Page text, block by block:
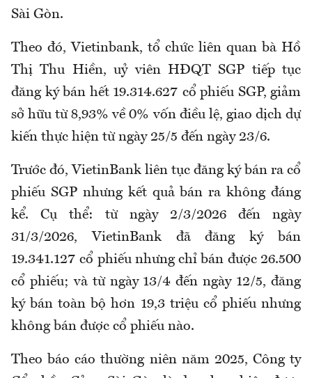
Sài Gòn.
Theo đó, Vietinbank, tổ chức liên quan bà Hồ
Thị Thu Hiền, uỷ viên HĐQT SGP tiếp tục
đăng ký bán hết 19.314.627 cổ phiếu SGP, giảm
sở hữu từ 8,93% về 0% vốn điều lệ, giao dịch dự
kiến thực hiện từ ngày 25/5 đến ngày 23/6.
Trước đó, VietinBank liên tục đăng ký bán ra cổ
phiếu SGP nhưng kết quả bán ra không đáng
kể. Cụ thể: từ ngày 2/3/2026 đến ngày
31/3/2026, VietinBank đã đăng ký bán
19.341.127 cổ phiếu nhưng chỉ bán được 26.500
cổ phiếu; và từ ngày 13/4 đến ngày 12/5, đăng
ký bán toàn bộ hơn 19,3 triệu cổ phiếu nhưng
không bán được cổ phiếu nào.
Theo báo cáo thường niên năm 2025, Công ty